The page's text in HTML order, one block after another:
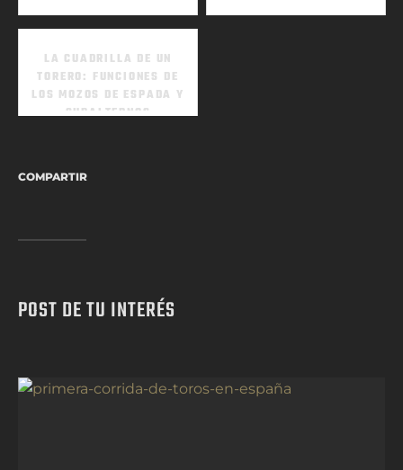
LA CUADRILLA DE UN
TORERO: FUNCIONES DE
LOS MOZOS DE ESPADA Y
SUBALTERNOS
COMPARTIR
POST DE TU INTERÉS